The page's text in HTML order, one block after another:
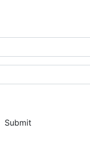
Submit